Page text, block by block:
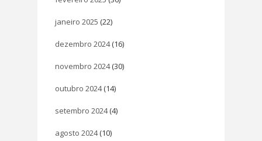
janeiro 2025 (22)
dezembro 2024(16)
novembro 2024(30)
outubro 2024(14)
setembro 2024(4)
agosto 2024(10)